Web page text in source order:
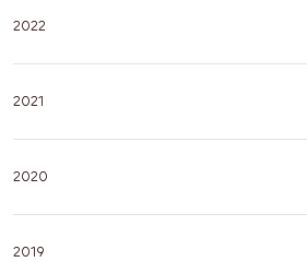
2022
2021
2020
2019